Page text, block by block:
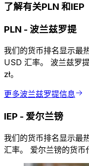
了解有关PLN 和IEP
PLN - 波兰兹罗提
我们的货币排名显示最
USD 汇率。 波兰兹罗
zł。
更多波兰兹罗提信息
IEP - 爱尔兰镑
我们的货币排名显示最
汇率。 爱尔兰镑的货币